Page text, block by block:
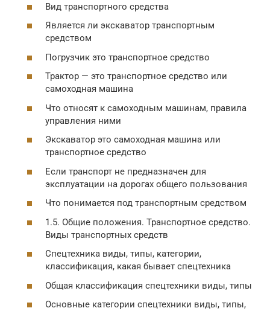
Вид транспортного средства
Является ли экскаватор транспортным
средством
Погрузчик это транспортное средство
Трактор — это транспортное средство или
самоходная машина
Что относят к самоходным машинам, правила
управления ними
Экскаватор это самоходная машина или
транспортное средство
Если транспорт не предназначен для
эксплуатации на дорогах общего пользования
Что понимается под транспортным средством
1.5. Общие положения. Транспортное средство.
Виды транспортных средств
Спецтехника виды, типы, категории,
классификация, какая бывает спецтехника
Общая классификация спецтехники виды, типы
Основные категории спецтехники виды, типы,